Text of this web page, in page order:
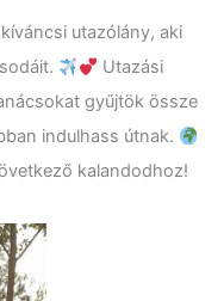
utazólány, aki
Utazási
gyűjtök össze
indulhass útnak.
kalandodhoz!